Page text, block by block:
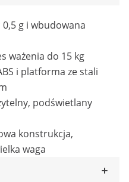
0,5 g i wbudowana
ważenia do 15 kg
i platforma ze stali
podświetlany
konstrukcja,
waga